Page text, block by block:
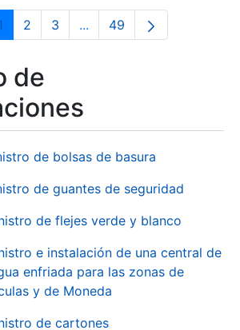
PáginaPágina
2 Página
3 ...Páginas intermedias Use
Página
49
de
de bolsas de basura
de guantes de seguridad
de flejes verde y blanco
e instalación de una central de
enfriada para las zonas de
y de Moneda
de cartones